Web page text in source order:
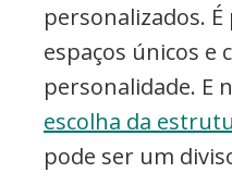
personalizados.
espaços únicos e
personalidade. E
escolha da
pode ser um